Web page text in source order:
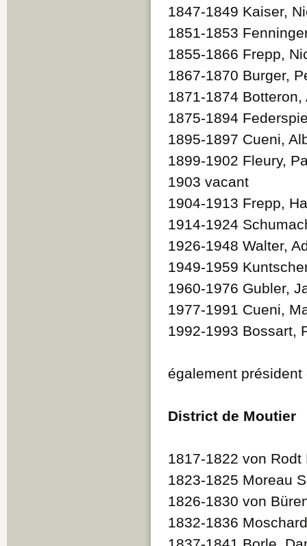
1847-1849 Kaiser,
1851-1853
1855-1866 Frepp,
1867-1870 Burger,
1871-1874 Botteron,
1875-1894
1895-1897 Cueni,
1899-1902 Fleury,
1903 vacant
1904-1913 Frepp,
1914-1924
1926-1948 Walter,
1949-1959
1960-1976 Gubler,
1977-1991 Cueni,
1992-1993 Bossart,
également président
District de Moutier
1817-1822 von
1823-1825 Moreau
1826-1830 von
1832-1836